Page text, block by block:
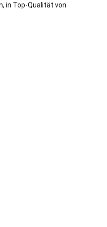
in Top-Qualität von